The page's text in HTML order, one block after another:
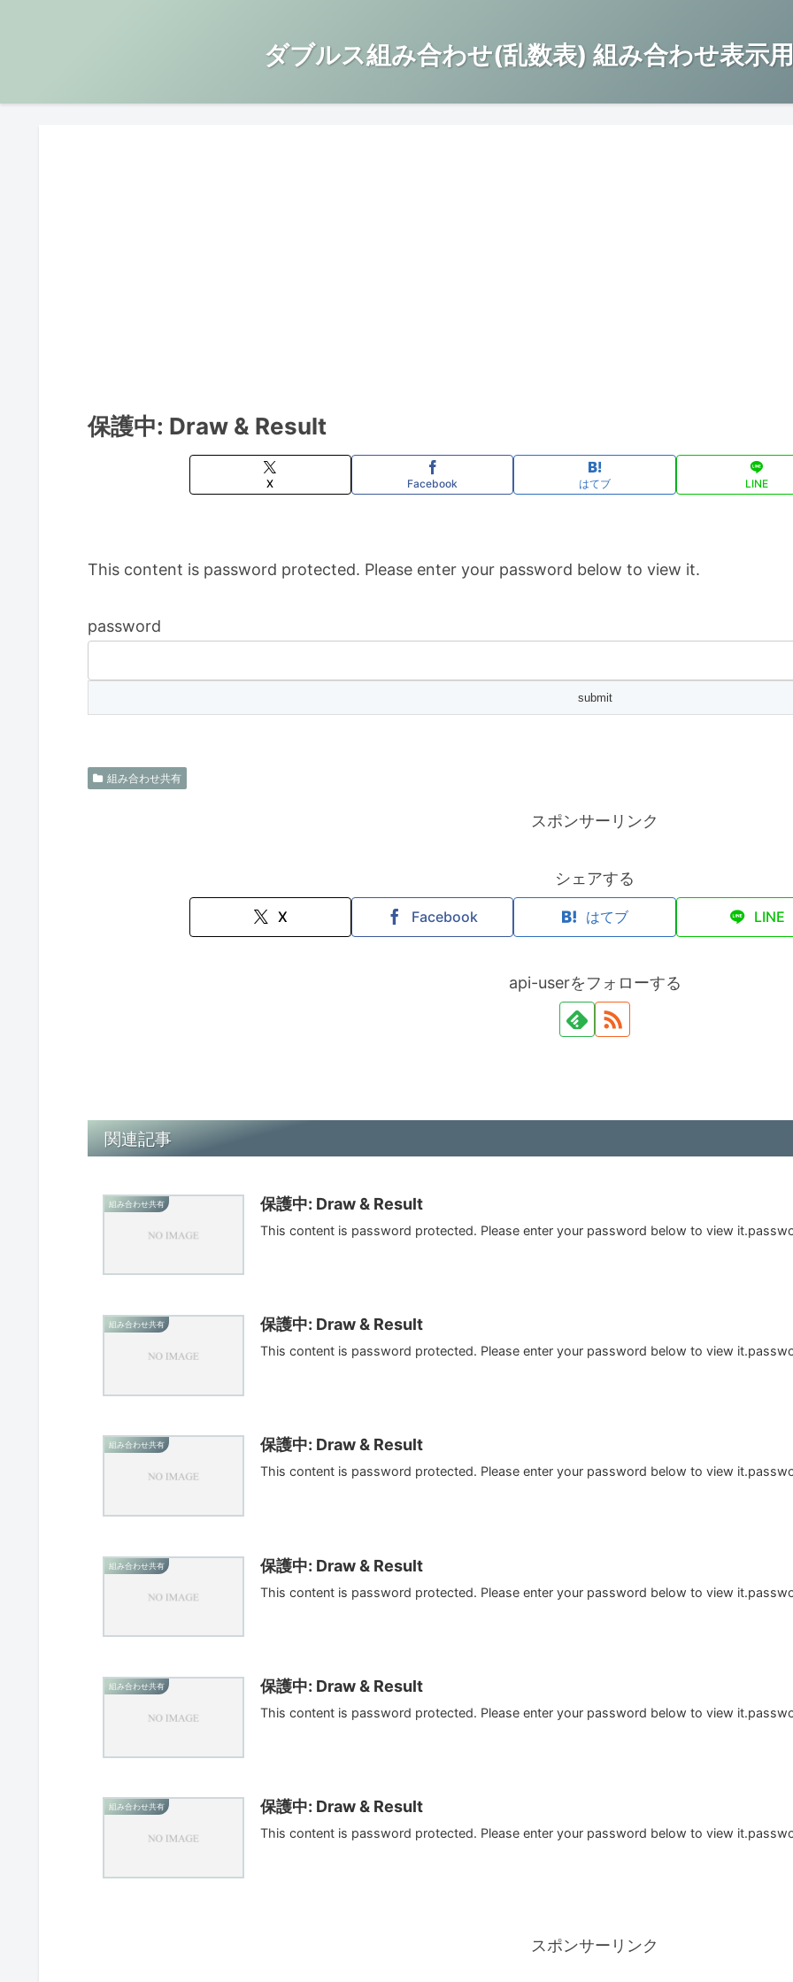
ダブルス組み合わせ(乱数表) 組み合わせ表示
保護中: Draw & Result
X Facebook はてブ LINE
This content is password protected. Please enter your password below to view it.
password
組み合わせ共有
スポンサーリンク
シェアする
X Facebook はてブ LINE
api-userをフォローする
関連記事
組み合わせ共有 保護中: Draw & Result
This content is password protected. Please enter your password below to view
組み合わせ共有 保護中: Draw & Result
This content is password protected. Please enter your password below to view
組み合わせ共有 保護中: Draw & Result
This content is password protected. Please enter your password below to view
組み合わせ共有 保護中: Draw & Result
This content is password protected. Please enter your password below to view
組み合わせ共有 保護中: Draw & Result
This content is password protected. Please enter your password below to view
組み合わせ共有 保護中: Draw & Result
This content is password protected. Please enter your password below to view
スポンサーリンク